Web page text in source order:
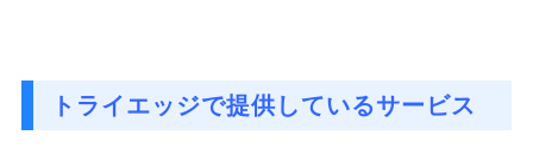
トライエッジで提供しているサービス